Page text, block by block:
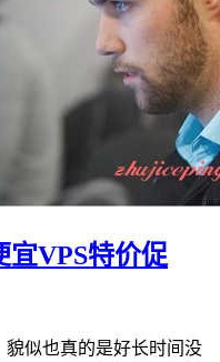
宜VPS特价促
貌似也真的是好长时间没